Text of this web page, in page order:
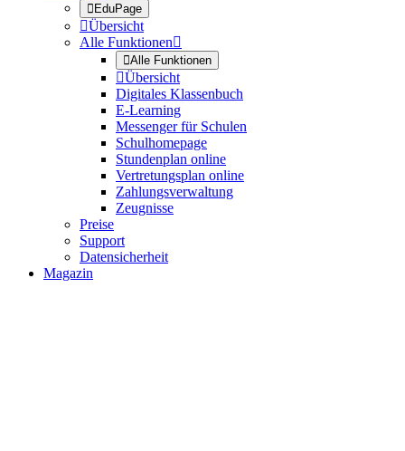
EduPage
Übersicht
Alle Funktionen
Alle Funktionen
Übersicht
Digitales Klassenbuch
E-Learning
Messenger für Schulen
Schulhomepage
Stundenplan online
Vertretungsplan online
Zahlungsverwaltung
Zeugnisse
Preise
Support
Datensicherheit
Magazin